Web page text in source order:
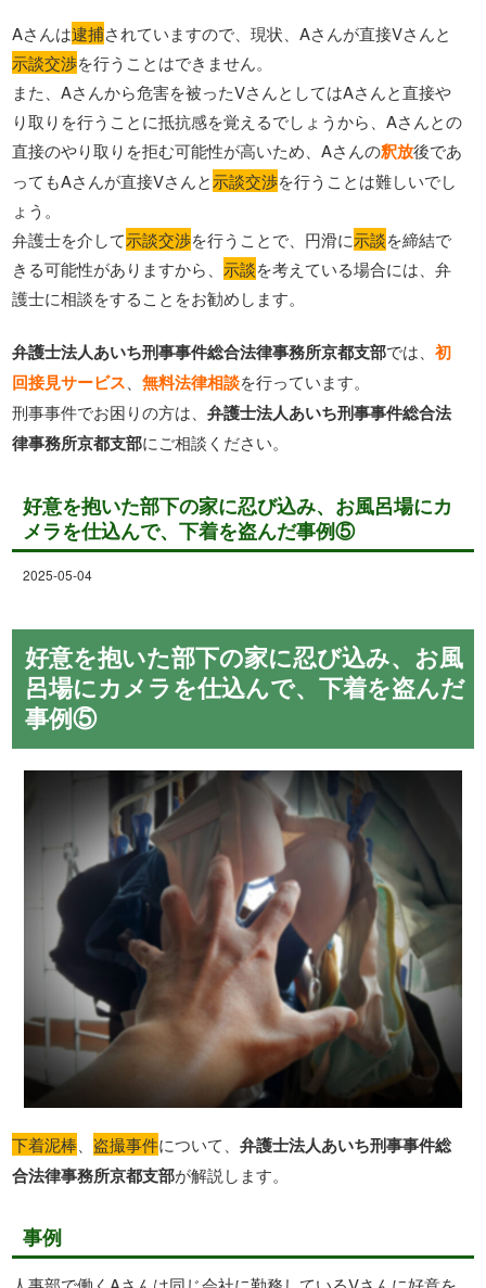
Aさんは逮捕されていますので、現状、Aさんが直接Vさんと
示談交渉を行うことはできません。
また、Aさんから危害を被ったVさんとしてはAさんと直接や
り取りを行うことに抵抗感を覚えるでしょうから、Aさんとの
直接のやり取りを拒む可能性が高いため、Aさんの釈放後であ
ってもAさんが直接Vさんと示談交渉を行うことは難しいでし
ょう。
弁護士を介して示談交渉を行うことで、円滑に示談を締結で
きる可能性がありますから、 示談を考えている場合には、弁
護士に相談をすることをお勧めします。
弁護士法人あいち刑事事件総合法律事務所京都支部では、初
回接見サービス、無料法律相談を行っています。
刑事事件でお困りの方は、弁護士法人あいち刑事事件総合法
律事務所京都支部にご相談ください。
好意を抱いた部下の家に忍び込み、お風呂場にカ
メラを仕込んで、下着を盗んだ事例⑤
2025-05-04
好意を抱いた部下の家に忍び込み、お風
呂場にカメラを仕込んで、下着を盗んだ
事例⑤
下着泥棒 盗撮事件について、弁護士法人あいち刑事事件総
合法律事務所京都支部が解説します。
事例